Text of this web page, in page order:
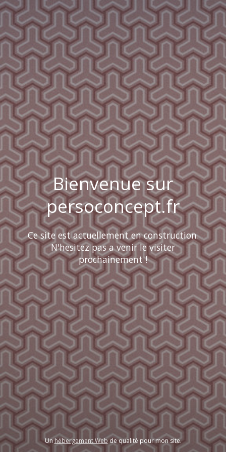
Bienvenue sur
persoconcept.fr
Ce site est actuellement en construction.
N'hesitez pas a venir le visiter
prochainement !
Unhébergement Webde qualité pour mon site.